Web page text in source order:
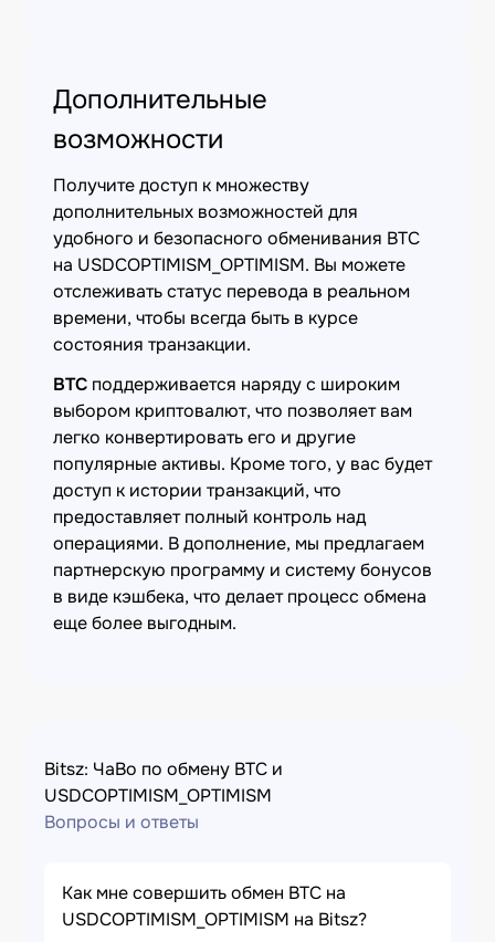
Дополнительные
возможности
Получите доступ к множеству
дополнительных возможностей для
удобного и безопасного обменивания BTC
на USDCOPTIMISM_OPTIMISM. Вы можете
отслеживать статус перевода в реальном
времени, чтобы всегда быть в курсе
состояния транзакции.
BTC поддерживается наряду с широким
выбором криптовалют, что позволяет вам
легко конвертировать его и другие
популярные активы. Кроме того, у вас будет
доступ к истории транзакций, что
предоставляет полный контроль над
операциями. В дополнение, мы предлагаем
партнерскую программу и систему бонусов
в виде кэшбека, что делает процесс обмена
еще более выгодным.
Bitsz: ЧаВо по обмену BTC и
USDCOPTIMISM_OPTIMISM
Вопросы и ответы
Как мне совершить обмен BTC на
USDCOPTIMISM_OPTIMISM на Bitsz?